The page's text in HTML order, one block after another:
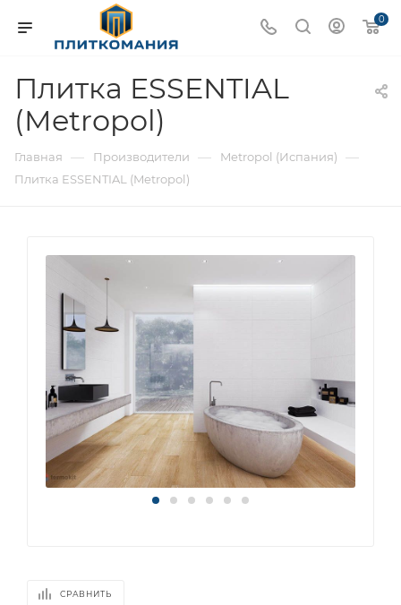
0
Плитка ESSENTIAL
(Metropol)
Главная — Производители — Metropol (Испания) —
Плитка ESSENTIAL (Metropol)
СРАВНИТЬ